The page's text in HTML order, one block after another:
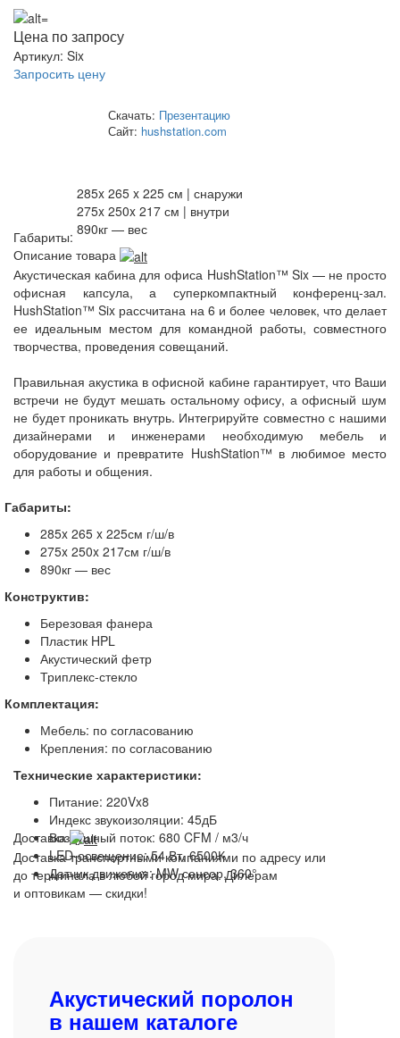
Цена по запросу
Артикул: Six
Запросить цену
Скачать: Презентацию
Сайт: hushstation.com
Габариты:
285x 265 x 225 см | снаружи
275x 250x 217 см | внутри
890кг — вес
Описание товара
Акустическая кабина для офиса HushStation™ Six — не просто
офисная капсула, а суперкомпактный конференц-зал.
HushStation™ Six рассчитана на 6 и более человек, что делает
ее идеальным местом для командной работы, совместного
творчества, проведения совещаний.
Правильная акустика в офисной кабине гарантирует, что Ваши
встречи не будут мешать остальному офису, а офисный шум
не будет проникать внутрь. Интегрируйте совместно с нашими
дизайнерами и инженерами необходимую мебель и
оборудование и превратите HushStation™ в любимое место
для работы и общения.
Габариты:
285x 265 x 225см г/ш/в
275x 250x 217см г/ш/в
890кг — вес
Конструктив:
Березовая фанера
Пластик HPL
Акустический фетр
Триплекс-стекло
Комплектация:
Мебель: по согласованию
Крепления: по согласованию
Технические характеристики:
Питание: 220Vx8
Индекс звукоизоляции: 45дБ
Воздушный поток: 680 CFM / м3/ч
LED-освещение: 54 Вт, 6500К
Датчик движения: MW сенсор, 360°
Доставка
Доставка транспортными компаниями по адресу или
до терминала в любой город мира. Дилерам
и оптовикам — скидки!
Акустический поролон
в нашем каталоге